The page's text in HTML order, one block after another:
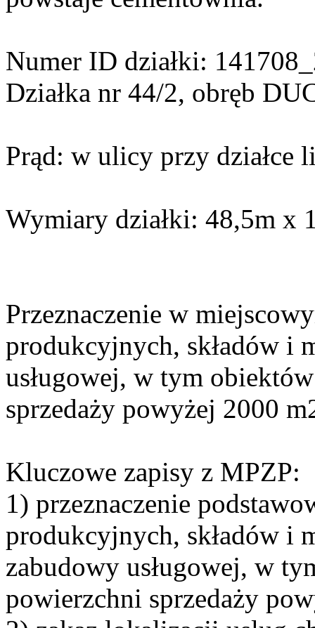
Numer ID działki:
Działka nr 44/2, obręb
Prąd: w ulicy przy działce
Wymiary działki: 48,5m x
Przeznaczenie w
produkcyjnych, składów i
usługowej, w tym
sprzedaży powyżej 2000
Kluczowe zapisy z MPZP:
1) przeznaczenie
produkcyjnych, składów i
zabudowy usługowej, w
powierzchni sprzedaży